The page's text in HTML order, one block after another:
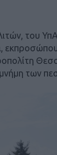
του
των